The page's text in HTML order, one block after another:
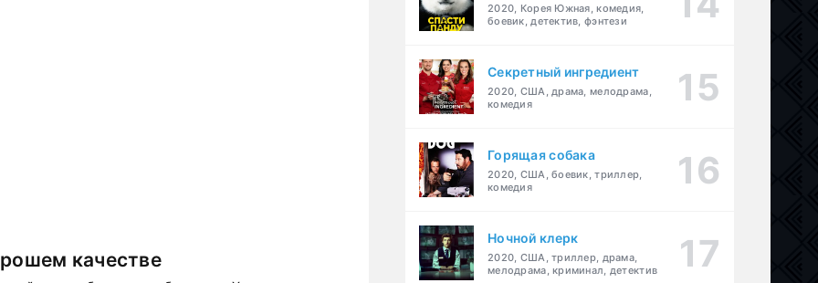
качестве
2020, Корея Южная, комедия,
боевик, детектив, фэнтези
Секретный ингредиент
2020, США, драма, мелодрама,
комедия
Горящая собака
2020, США, боевик, триллер,
комедия
Ночной клерк
2020, США, триллер, драма,
мелодрама, криминал, детектив